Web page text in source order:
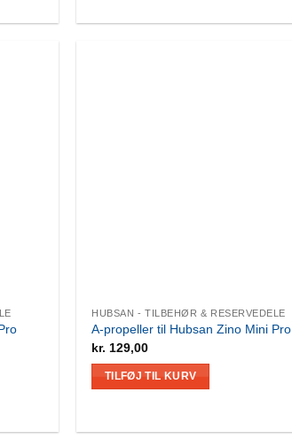
HUBSAN - TILBEHØR & RESERVEDELE
A-propeller til Hubsan Zino Mini Pro
kr. 129,00
TILFØJ TIL KURV